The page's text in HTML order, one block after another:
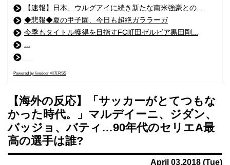
【速報】日本、ウルグアイに続き新たな南米強豪との...
◆悲報◆夏の甲子園、今日も超絶ガララーガ
今季もタイトル獲得を目指すFC町田ゼルビア黒田剛...
Powered by livedoor 相互RSS
【海外の反応】「サッカーがとてつもな
かった時代。」マルデイーニ、ジダン、
バッジョ、バティ…90年代のセリエA最
高の選手は誰?
April 03,2018 (Tue)